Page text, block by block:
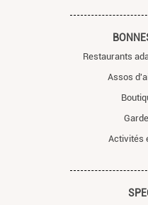
Restaurants
Assos
Activités